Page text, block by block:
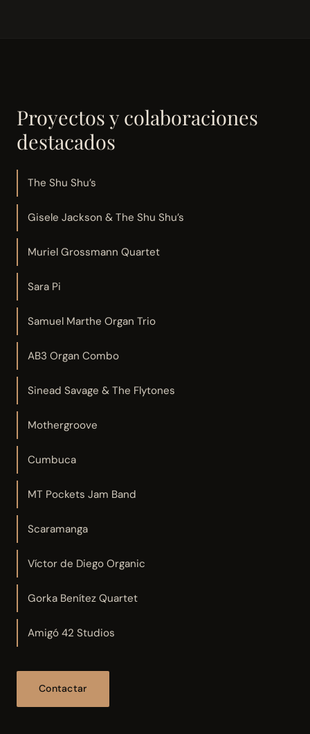
Proyectos y colaboraciones
destacados
The Shu Shu’s
Gisele Jackson & The Shu Shu’s
Muriel Grossmann Quartet
Sara Pi
Samuel Marthe Organ Trio
AB3 Organ Combo
Sinead Savage & The Flytones
Mothergroove
Cumbuca
MT Pockets Jam Band
Scaramanga
Víctor de Diego Organic
Gorka Benítez Quartet
Amigó 42 Studios
Contactar